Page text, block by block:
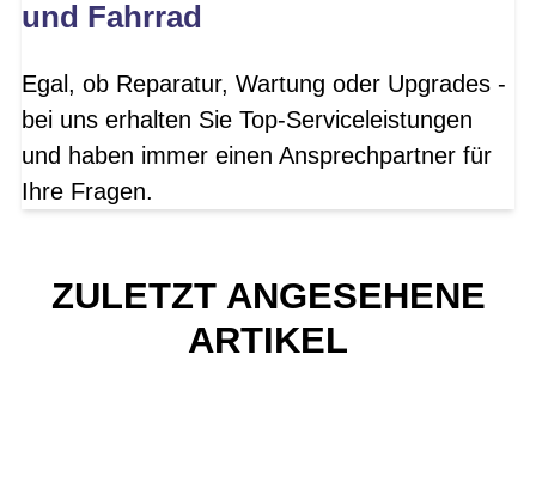
und Fahrrad
Egal, ob Reparatur, Wartung oder Upgrades -
bei uns erhalten Sie Top-Serviceleistungen
und haben immer einen Ansprechpartner für
Ihre Fragen.
ZULETZT ANGESEHENE
ARTIKEL